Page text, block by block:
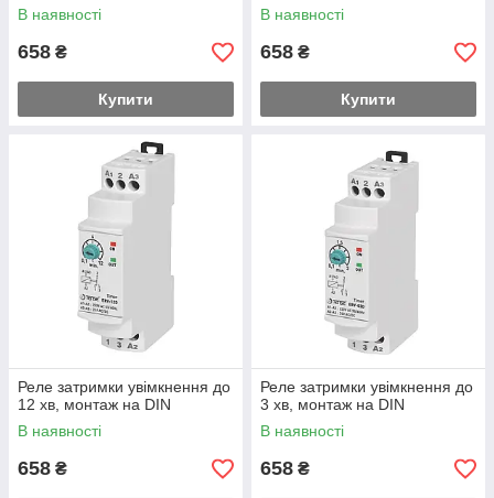
В наявності
658 ₴
Купити
В наявності
658 ₴
Купити
Реле затримки увімкнення до
12 хв, монтаж на DIN
В наявності
658 ₴
Реле затримки увімкнення до
3 хв, монтаж на DIN
В наявності
658 ₴